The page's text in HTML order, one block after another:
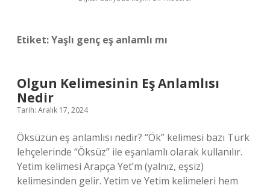
Etiket:Yaşlı genç eş anlamlı mı
Olgun Kelimesinin Eş Anlamlısı
Nedir
Tarih: Aralık 17, 2024
Öksüzün eş anlamlısı nedir? “Ök” kelimesi bazı Türk
lehçelerinde “Öksüz” ile eşanlamlı olarak kullanılır.
Yetim kelimesi Arapça Yet’m (yalnız, eşsiz)
kelimesinden gelir. Yetim ve Yetim kelimeleri hem